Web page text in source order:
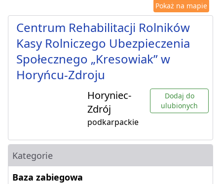
Pokaż na mapie
Centrum Rehabilitacji Rolników
Kasy Rolniczego Ubezpieczenia
Społecznego „Kresowiak” w
Horyńcu-Zdroju
Horyniec-
Zdrój
podkarpackie
Dodaj do
ulubionych
Kategorie
Baza zabiegowa